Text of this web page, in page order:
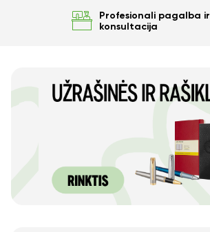
Profesionali pagalba ir
konsultacija